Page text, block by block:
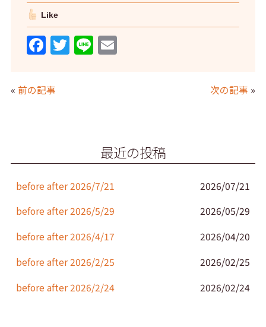
Like
F
c
e
o
k
T Li E
« 前の記事 次の記事 »
最近の投稿
before after 2026/7/21
2026/07/21
before after 2026/5/29
2026/05/29
before after 2026/4/17
2026/04/20
before after 2026/2/25
2026/02/25
before after 2026/2/24
2026/02/24